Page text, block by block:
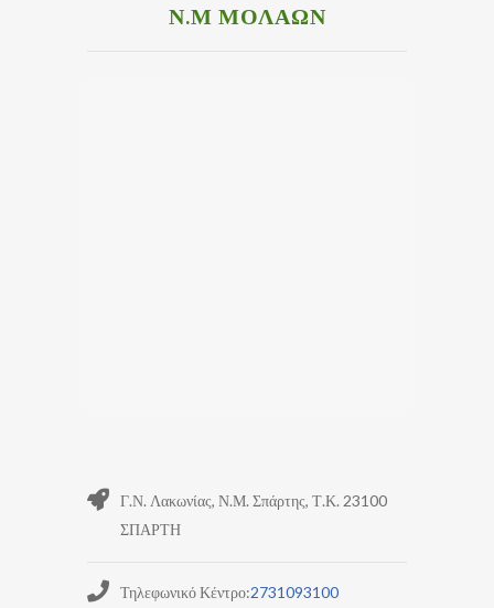
Ν.Μ ΜΟΛΑΩΝ
Γ.Ν. Λακωνίας, Ν.Μ. Σπάρτης, Τ.Κ. 23100
ΣΠΑΡΤΗ
Τηλεφωνικό Κέντρο:2731093100